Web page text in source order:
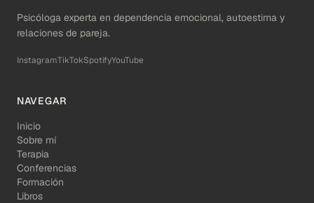
Psicóloga experta en dependencia emocional, autoestima y
relaciones de pareja.
InstagramTikTokSpotifyYouTube
NAVEGAR
Inicio
Sobre mí
Terapia
Conferencias
Formación
Libros